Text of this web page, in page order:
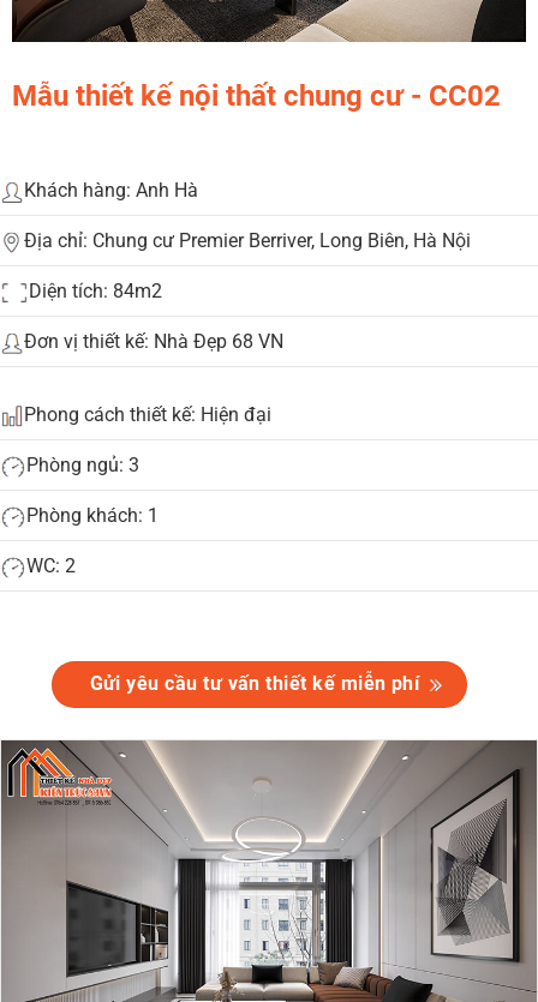
Mẫu thiết kế nội thất chung cư - CC02
Khách hàng: Anh Hà
Địa chỉ: Chung cư Premier Berriver, Long Biên, Hà Nội
Diện tích: 84m2
Đơn vị thiết kế: Nhà Đẹp 68 VN
Phong cách thiết kế: Hiện đại
Phòng ngủ: 3
Phòng khách: 1
WC: 2
Gửi yêu cầu tư vấn thiết kế miễn phí